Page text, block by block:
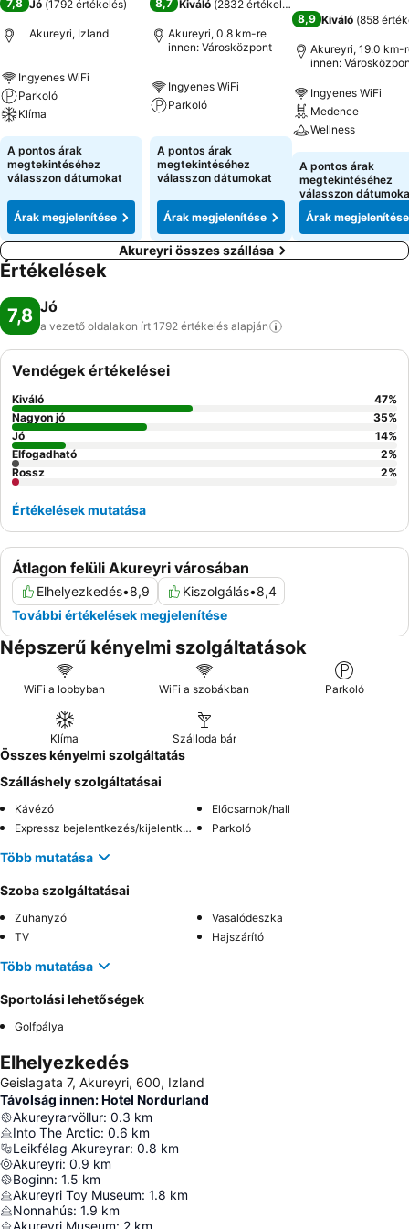
7,8 Jó (1792 értékelés)
Akureyri, Izland
Ingyenes WiFi
Parkoló
Klíma
A pontos árak
megtekintéséhez
válasszon dátumokat
Árak megjelenítése
8,7 Kiváló (2832 értékelés
Akureyri, 0.8 km-re
innen: Városközpont
Ingyenes WiFi
Parkoló
A pontos árak
megtekintéséhez
válasszon dátumokat
Árak megjelenítése
8,9 Kiváló (858
Akureyri, 19.0 km-
innen:
Ingyenes WiFi
Medence
Wellness
A pontos árak
megtekintéséhez
válasszon
Árak megjelenítése
Akureyri összes szállása
Értékelések
7,8 Jó
a vezető oldalakon írt 1792 értékelés alapján
Átlagon felüli Akureyri városában
Elhelyezkedés•8,9 Kiszolgálás•8,4
További értékelések megjelenítése
Vendégek értékelései
Kiváló 47%
Nagyon jó
35%
Jó
14%
Elfogadható
2%
Rossz
2%
Értékelések mutatása
Népszerű kényelmi szolgáltatások
WiFi a lobbyban WiFi a szobákban Parkoló
Klíma Szálloda bár
Összes kényelmi szolgáltatás
Szálláshely szolgáltatásai
Kávézó
Előcsarnok/hall
Expressz bejelentkezés/kijelentkezés
Parkoló
Több mutatása
Szoba szolgáltatásai
Zuhanyzó
Vasalódeszka
TV
Hajszárító
Több mutatása
Sportolási lehetőségek
Golfpálya
Elhelyezkedés
Geislagata 7, Akureyri, 600, Izland
Távolság innen: Hotel Nordurland
Akureyrarvöllur: 0.3 km
Into The Arctic: 0.6 km
Leikfélag Akureyrar: 0.8 km
Akureyri: 0.9 km
Boginn: 1.5 km
Akureyri Toy Museum: 1.8 km
Nonnahús: 1.9 km
Akureyri Museum: 2 km